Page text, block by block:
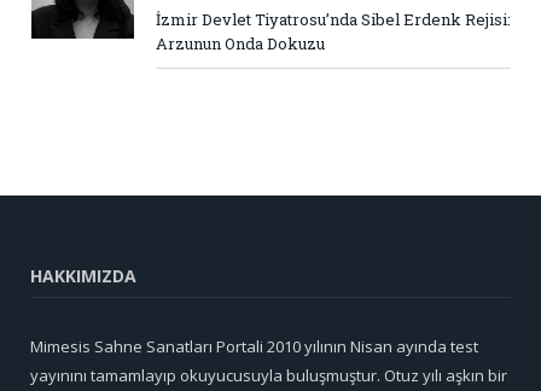
İzmir Devlet Tiyatrosu’nda Sibel Erdenk Rejisi:
Arzunun Onda Dokuzu
HAKKIMIZDA
Mimesis Sahne Sanatları Portali 2010 yılının Nisan ayında test
yayınını tamamlayıp okuyucusuyla buluşmuştur. Otuz yılı aşkın bir